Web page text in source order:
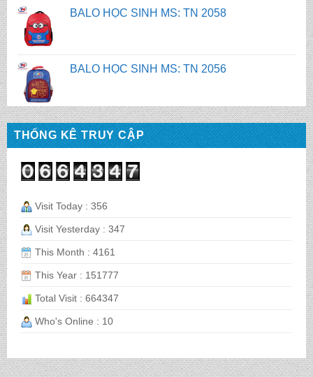
BALO HỌC SINH MS: TN 2069
BALO HỌC SINH MS: TN 2068
CẶP HỌC SINH MS: TN 5016
CẶP HỌC SINH MS: TN 5015
THỐNG KÊ TRUY CẬP
Visit Today : 356
Visit Yesterday : 347
This Month : 4161
This Year : 151777
Total Visit : 664347
Who's Online : 10